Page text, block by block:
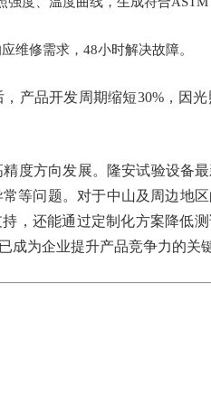
维修需求，48小时解决故障。
产品开发周期缩短30%，因
度方向发展。隆安试验设备
等问题。对于中山及周边地
，还能通过定制化方案降低
成为企业提升产品竞争力的关